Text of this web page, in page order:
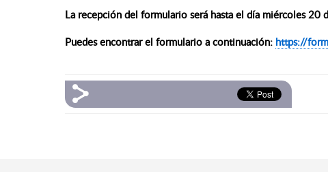
La recepción del formulario será hasta el día miércoles 20
Puedes encontrar el formulario a continuación: https://